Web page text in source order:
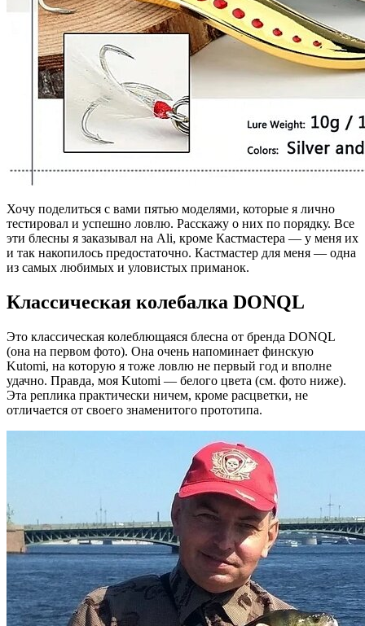
Хочу поделиться с вами пятью моделями, которые я лично
тестировал и успешно ловлю. Расскажу о них по порядку. Все
эти блесны я заказывал на Ali, кроме Кастмастера — у меня их
и так накопилось предостаточно. Кастмастер для меня — одна
из самых любимых и уловистых приманок.
Классическая колебалка DONQL
Это классическая колеблющаяся блесна от бренда DONQL
(она на первом фото). Она очень напоминает финскую
Kutomi, на которую я тоже ловлю не первый год и вполне
удачно. Правда, моя Kutomi — белого цвета (см. фото ниже).
Эта реплика практически ничем, кроме расцветки, не
отличается от своего знаменитого прототипа.